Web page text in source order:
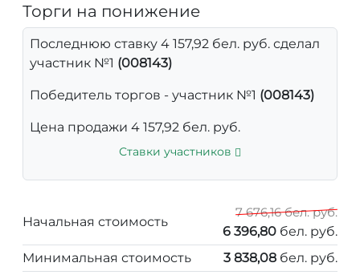
Торги на понижение
Последнюю ставку 4 157,92 бел. руб. сделал
участник №1 (008143)
Победитель торгов - участник №1 (008143)
Цена продажи 4 157,92 бел. руб.
Ставки участников
Начальная стоимость
7 676,16 бел. руб.
6 396,80 бел. руб.
Минимальная стоимость
3 838,08 бел. руб.